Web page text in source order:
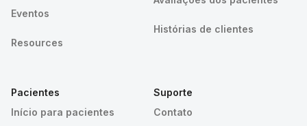
Eventos
Resources
Histórias de clientes
Pacientes
Início para pacientes
Suporte
Contato